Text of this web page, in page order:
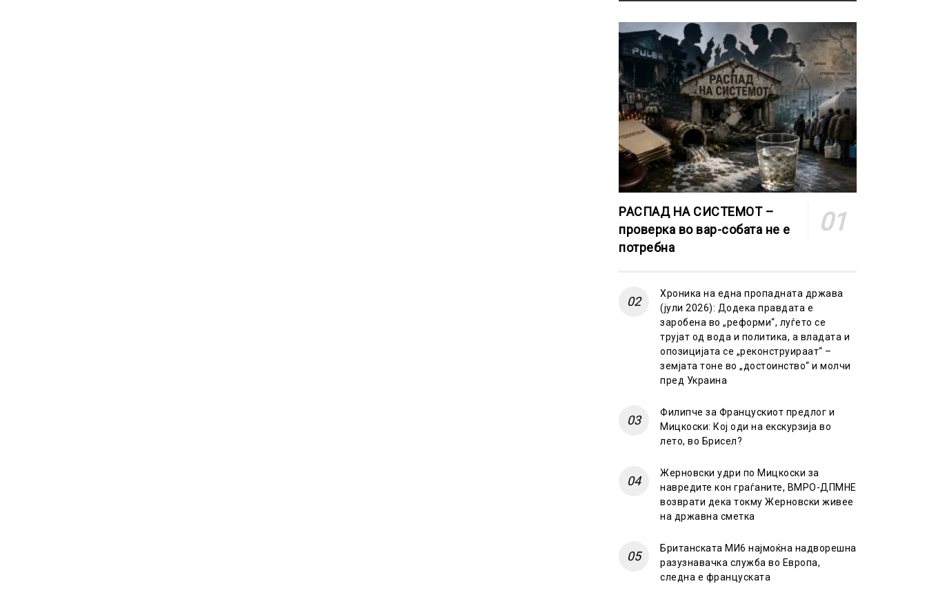
РАСПАД НА СИСТЕМОТ –
проверка во вар-собата не е
потребна
Хроника на една пропадната држава
(јули 2026): Додека правдата е
заробена во „реформи“, луѓето се
трујат од вода и политика, а владата и
опозицијата се „реконструираат“ –
земјата тоне во „достоинство“ и молчи
пред Украина
Филипче за Францускиот предлог и
Мицкоски: Кој оди на екскурзија во
лето, во Брисел?
Жерновски удри по Мицкоски за
навредите кон граѓаните, ВМРО-ДПМНЕ
возврати дека токму Жерновски живее
на државна сметка
Британската МИ6 најмоќна надворешна
разузнавачка служба во Европа,
следна е француската